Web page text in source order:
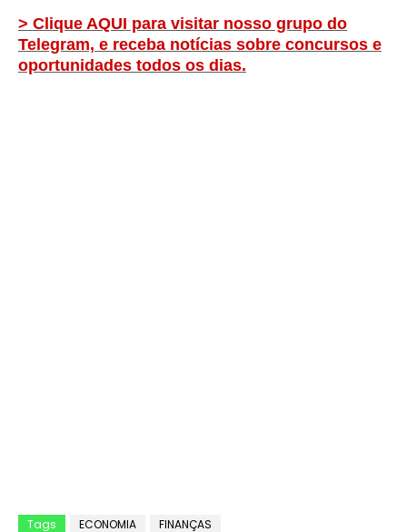
> Clique AQUI para visitar nosso grupo do
Telegram, e receba notícias sobre concursos e
oportunidades todos os dias.
Tags ECONOMIA FINANÇAS